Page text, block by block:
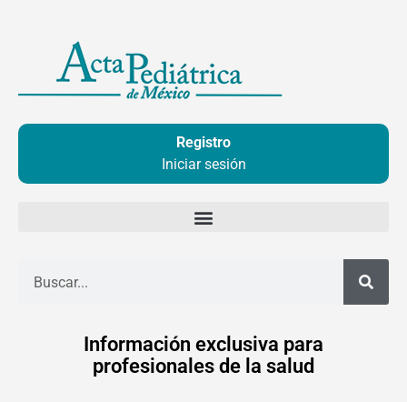
contenido
Registro
Iniciar sesión
Información exclusiva para
profesionales de la salud